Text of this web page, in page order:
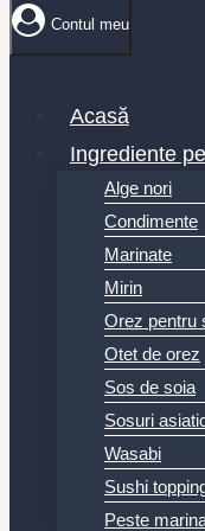
Contul meu
Acasă
Ingrediente
Alge nori
Condimente
Marinate
Mirin
Orez pentru
Otet de orez
Sos de soia
Sosuri
Wasabi
Sushi
Peste